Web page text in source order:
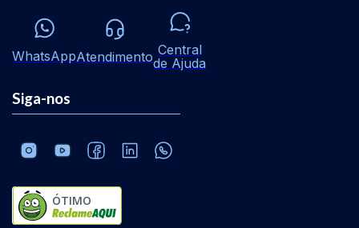
WhatsAppAtendimento Central
de Ajuda
Siga-nos
ÓTIMO